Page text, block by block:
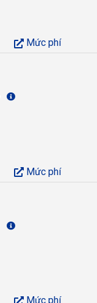
Mức phí
Mức phí
Mức phí